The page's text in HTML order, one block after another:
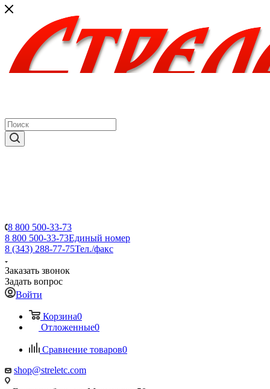
8 800 500-33-73
8 800 500-33-73Единый номер
8 (343) 288-77-75Тел./факс
Заказать звонок
Задать вопрос
Войти
Корзина0
Отложенные0
Сравнение товаров0
shop@streletc.com